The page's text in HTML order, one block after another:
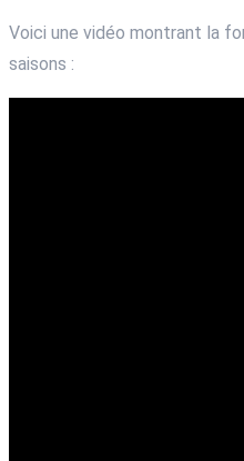
Voici une vidéo montrant la
saisons :